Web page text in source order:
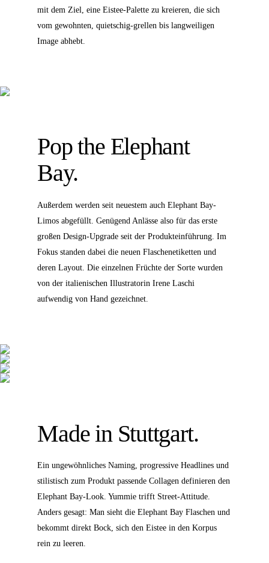
mit dem Ziel, eine Eistee-Palette zu kreieren, die sich
vom gewohnten, quietschig-grellen bis langweiligen
Image abhebt.
Pop the Elephant
Bay.
Außerdem werden seit neuestem auch Elephant Bay-
Limos abgefüllt. Genügend Anlässe also für das erste
großen Design-Upgrade seit der Produkteinführung. Im
Fokus standen dabei die neuen Flaschenetiketten und
deren Layout. Die einzelnen Früchte der Sorte wurden
von der italienischen Illustratorin Irene Laschi
aufwendig von Hand gezeichnet.
Made in Stuttgart.
Ein ungewöhnliches Naming, progressive Headlines und
stilistisch zum Produkt passende Collagen definieren den
Elephant Bay-Look. Yummie trifft Street-Attitude.
Anders gesagt: Man sieht die Elephant Bay Flaschen und
bekommt direkt Bock, sich den Eistee in den Korpus
rein zu leeren.